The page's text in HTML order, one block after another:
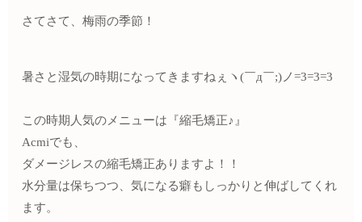
さてさて、梅雨の季節！
暑さと湿気の時期になってきますねぇヽ(￣д￣;)ノ=3=3=3
この時期人気のメニューは『縮毛矯正♪』
Acmiでも、
ダメージレスの縮毛矯正ありますよ！！
水分量は保ちつつ、気になる癖もしっかりと伸ばしてくれ
ます。